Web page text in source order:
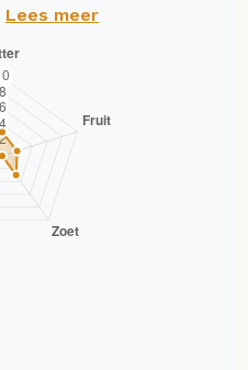
Lees meer